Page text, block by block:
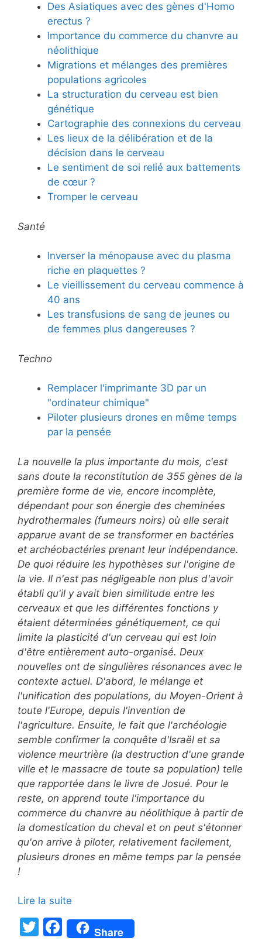
Des Asiatiques avec des gènes d'Homo
erectus ?
Importance du commerce du chanvre au
néolithique
Migrations et mélanges des premières
populations agricoles
La structuration du cerveau est bien
génétique
Cartographie des connexions du cerveau
Les lieux de la délibération et de la
décision dans le cerveau
Le sentiment de soi relié aux battements
de cœur ?
Tromper le cerveau
Santé
Inverser la ménopause avec du plasma
riche en plaquettes ?
Le vieillissement du cerveau commence à
40 ans
Les transfusions de sang de jeunes ou
de femmes plus dangereuses ?
Techno
Remplacer l'imprimante 3D par un
"ordinateur chimique"
Piloter plusieurs drones en même temps
par la pensée
La nouvelle la plus importante du mois, c'est
sans doute la reconstitution de 355 gènes de la
première forme de vie, encore incomplète,
dépendant pour son énergie des cheminées
hydrothermales (fumeurs noirs) où elle serait
apparue avant de se transformer en bactéries
et archéobactéries prenant leur indépendance.
De quoi réduire les hypothèses sur l'origine de
la vie. Il n'est pas négligeable non plus d'avoir
établi qu'il y avait bien similitude entre les
cerveaux et que les différentes fonctions y
étaient déterminées génétiquement, ce qui
limite la plasticité d'un cerveau qui est loin
d'être entièrement auto-organisé. Deux
nouvelles ont de singulières résonances avec le
contexte actuel. D'abord, le mélange et
l'unification des populations, du Moyen-Orient à
toute l'Europe, depuis l'invention de
l'agriculture. Ensuite, le fait que l'archéologie
semble confirmer la conquête d'Israël et sa
violence meurtrière (la destruction d'une grande
ville et le massacre de toute sa population) telle
que rapportée dans le livre de Josué. Pour le
reste, on apprend toute l'importance du
commerce du chanvre au néolithique à partir de
la domestication du cheval et on peut s'étonner
qu'on arrive à piloter, relativement facilement,
plusieurs drones en même temps par la pensée
!
Lire la suite
T
F
Share